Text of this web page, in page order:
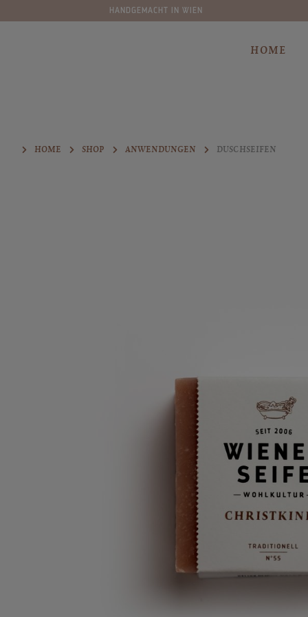
Zur Hauptnavigation springen
HOME
HOME SHOP ANWENDUNGEN DUSCHSEIFEN